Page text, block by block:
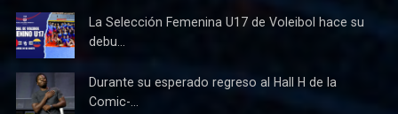
La Selección Femenina U17 de Voleibol hace su
debu...
Durante su esperado regreso al Hall H de la
Comic-...